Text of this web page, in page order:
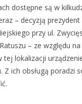
dostępne są w
– decyzją
przy ul.
– ze względu
tej lokalizacji
Z ich obsługą poradzi